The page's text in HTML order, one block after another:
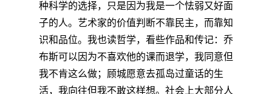
种科学的选择，只是因为我是一个怯弱又好面
子的人。艺术家的价值判断不靠民主，而靠知
识和品位。我也读哲学，看些作品和传记：乔
布斯可以因为不喜欢他的课而退学，我同意但
我不肯这么做；顾城愿意去孤岛过童话的生
活，我向往但我不敢这样想。社会上大部分人